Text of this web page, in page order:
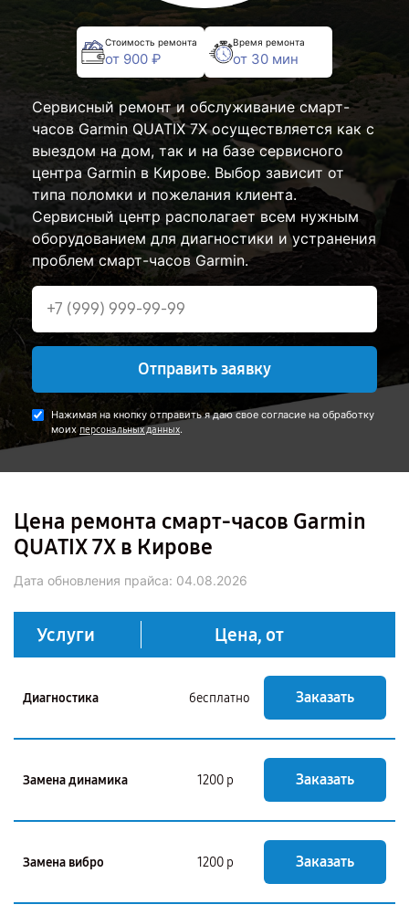
Стоимость ремонта
от 900 ₽
Время ремонта
от 30 мин
Сервисный ремонт и обслуживание смарт-
часов Garmin QUATIX 7X осуществляется как с
выездом на дом, так и на базе сервисного
центра Garmin в Кирове. Выбор зависит от
типа поломки и пожелания клиента.
Сервисный центр располагает всем нужным
оборудованием для диагностики и устранения
проблем смарт-часов Garmin.
Отправить заявку
Нажимая на кнопку отправить я даю свое согласие на обработку
моих персональных данных.
Цена ремонта смарт-часов Garmin
QUATIX 7X в Кирове
Дата обновления прайса: 04.08.2026
Услуги Цена, от
Диагностика бесплатно Заказать
Замена динамика 1200 р Заказать
Замена вибро 1200 р Заказать